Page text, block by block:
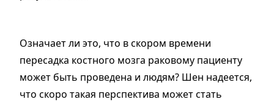
Означает ли это, что в скором времени
пересадка костного мозга раковому пациенту
может быть проведена и людям? Шен надеется,
что скоро такая перспектива может стать